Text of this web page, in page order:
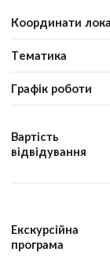
Координати
Тематика
Графік роботи
Вартість
відвідування
Екскурсійна
програма